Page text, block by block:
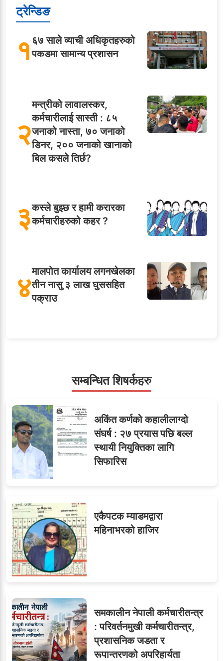
ट्रेन्डिङ
१६७ साले व्याची अधिकृतहरुको
पकडमा सामान्य प्रशासन
२
मन्त्रीको लावालस्कर,
कर्मचारीलाई सास्ती : ८५
जनाको नास्ता, ७० जनाको
डिनर, २०० जनाको खानाको
बिल कसले तिर्छ?
३कस्ले बुझ्छ र हामी करारका
कर्मचारीहरुको कहर ?
४मालपोत कार्यालय लगनखेलका
तीन नासु ३ लाख घुससहित
पक्राउ
६सहसचिवमा प्रथम भएका
विजयकुमार शर्माको लोकसेवा
टिप्स
७
८ जुनियरलाई दोहोरो जिम्मेवारी,
मन्त्रालयभित्र असन्तुष्टि
९ओएनएमका नाममा अत्याचार :
सब–इन्जिनियरहरुको गम्भीर
ध्यानाकर्षण
सम्बन्धित शिषर्कहरु
अकिंत कर्णको कहालीलाग्दो
संघर्ष : २७ प्रयास पछि बल्ल
स्थायी नियुक्तिका लागि
सिफारिस
एकैपटक म्याडमद्वारा
महिनाभरको हाजिर
समकालीन नेपाली कर्मचारीतन्त्र
: परिवर्तनमुखी कर्मचारीतन्त्र,
प्रशासनिक जडता र
रूपान्तरणको अपरिहार्यता